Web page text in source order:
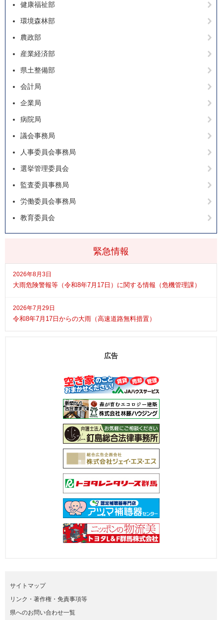
緊急情報
2026年8月3日
大雨危険警報等（令和8年7月17日）に関する情報（危機管理課）
2026年7月29日
令和8年7月17日からの大雨（高速道路無料措置）
健康福祉部
環境森林部
農政部
産業経済部
県土整備部
会計局
企業局
病院局
議会事務局
人事委員会事務局
選挙管理委員会
監査委員事務局
労働委員会事務局
教育委員会
広告
サイトマップ
リンク・著作権・免責事項等
県へのお問い合わせ一覧